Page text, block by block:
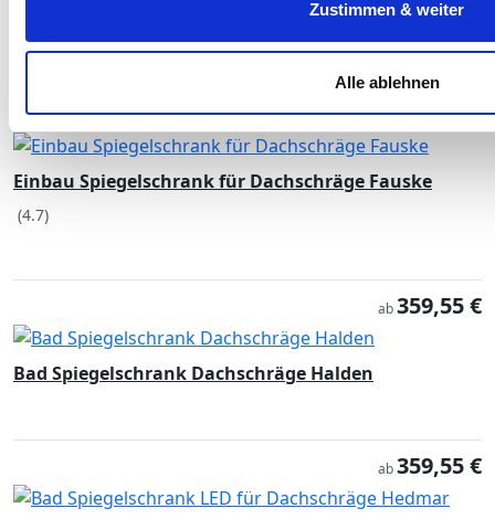
Zustimmen & weiter
Alle ablehnen
40 mm Satinierung
ab172,98 €
Einbau Spiegelschrank für Dachschräge Fauske
(4.7)
ab359,55 €
Bad Spiegelschrank Dachschräge Halden
ab359,55 €